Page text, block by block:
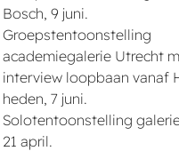
Bosch, 9 juni.
Groepstentoonstelling
academiegalerie Utrecht
interview loopbaan vanaf
heden, 7 juni.
Solotentoonstelling
21 april.